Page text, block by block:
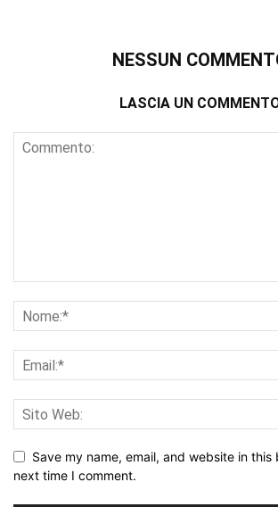
NESSUN
LASCIA UN
Save my name, email, and website in this
next time I comment.